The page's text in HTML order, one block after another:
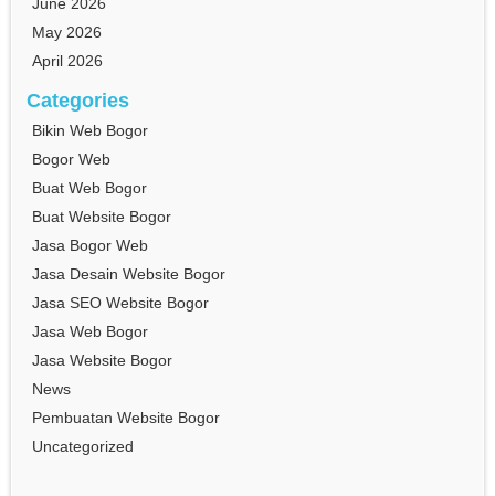
May 2026
April 2026
Categories
Bikin Web Bogor
Bogor Web
Buat Web Bogor
Buat Website Bogor
Jasa Bogor Web
Jasa Desain Website Bogor
Jasa SEO Website Bogor
Jasa Web Bogor
Jasa Website Bogor
News
Pembuatan Website Bogor
Uncategorized